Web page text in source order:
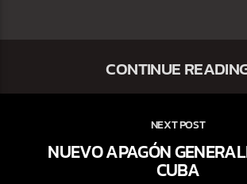
CONTINUE
NEXT POST
NUEVO APAGÓN
CUBA